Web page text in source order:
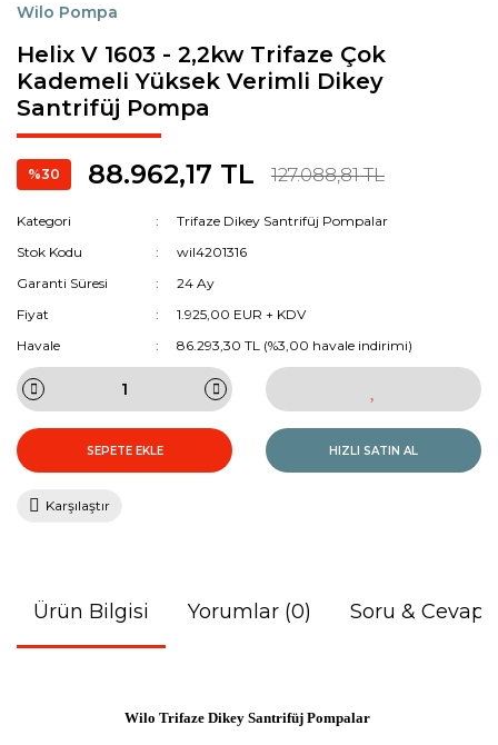
Wilo Pompa
Helix V 1603 - 2,2kw Trifaze Çok
Kademeli Yüksek Verimli Dikey
Santrifüj Pompa
%30 88.962,17 TL 127.088,81 TL
Kategori
Trifaze Dikey Santrifüj Pompalar
Stok Kodu
wil4201316
Garanti Süresi
24 Ay
Fiyat
1.925,00 EUR + KDV
Havale
86.293,30 TL (%3,00 havale indirimi)
SEPETE EKLE HIZLI SATIN AL
Karşılaştır
Ürün Bilgisi Yorumlar (0) Soru & Cevap
Wilo Trifaze Dikey Santrifüj Pompalar